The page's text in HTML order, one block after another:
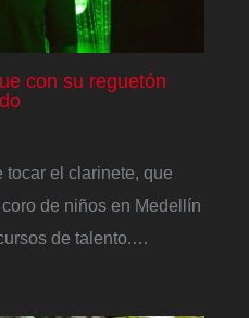
con su reguetón
tocar el clarinete, que
de niños en Medellín
de talento.…